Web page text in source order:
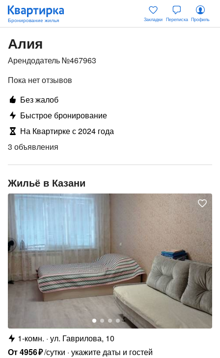
Закладки Переписка Профиль
Алия
Арендодатель №467963
Пока нет отзывов
Без жалоб
Быстрое бронирование
На Квартирке с 2024 года
3 объявления
Жильё в Казани
1-комн. ул. Гаврилова, 10
От4956₽/сутки укажите даты и гостей